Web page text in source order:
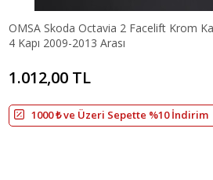
OMSA Skoda Octavia 2 Facelift Krom
4 Kapı 2009-2013 Arası
1.012,00 TL
1000 ₺ ve Üzeri Sepette %10 İndirim